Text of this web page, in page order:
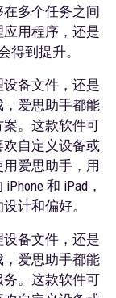
多个任务之间
用程序，还是
得到提升。
备文件，还是
爱思助手都能
。这款软件可
自定义设备或
爱思助手，用
和 iPad，
计和偏好。
备文件，还是
爱思助手都能
。这款软件可